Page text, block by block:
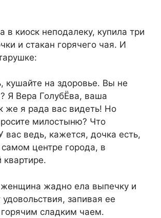
в киоск неподалеку, купила три
и стакан горячего чая. И
кушайте на здоровье. Вы не
Я Вера ГолубЁва, ваша
же я рада вас видеть! Но
милостыню? Что
вас ведь, кажется, дочка есть,
центре города, в
квартире.
женщина жадно ела выпечку и
запивая ее
сладким чаем.